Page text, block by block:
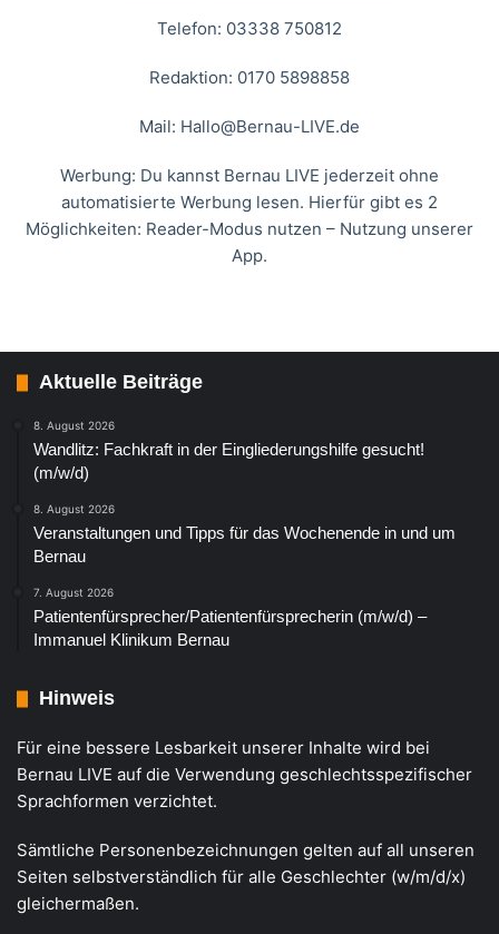
Telefon: 03338 750812
Redaktion: 0170 5898858
Mail: Hallo@Bernau-LIVE.de
Werbung: Du kannst Bernau LIVE jederzeit ohne
automatisierte Werbung lesen. Hierfür gibt es 2
Möglichkeiten: Reader-Modus nutzen – Nutzung unserer
App.
Aktuelle Beiträge
8. August 2026
Wandlitz: Fachkraft in der Eingliederungshilfe gesucht!
(m/w/d)
8. August 2026
Veranstaltungen und Tipps für das Wochenende in und um
Bernau
7. August 2026
Patientenfürsprecher/Patientenfürsprecherin (m/w/d) –
Immanuel Klinikum Bernau
Hinweis
Für eine bessere Lesbarkeit unserer Inhalte wird bei
Bernau LIVE auf die Verwendung geschlechtsspezifischer
Sprachformen verzichtet.
Sämtliche Personenbezeichnungen gelten auf all unseren
Seiten selbstverständlich für alle Geschlechter (w/m/d/x)
gleichermaßen.